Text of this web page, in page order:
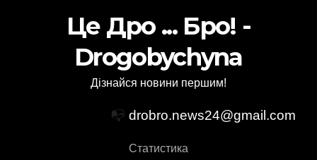
Це Дро ... Бро! -
Drogobychyna
Дізнайся новини першим!
📭 drobro.news24@gmail.com
Статистика